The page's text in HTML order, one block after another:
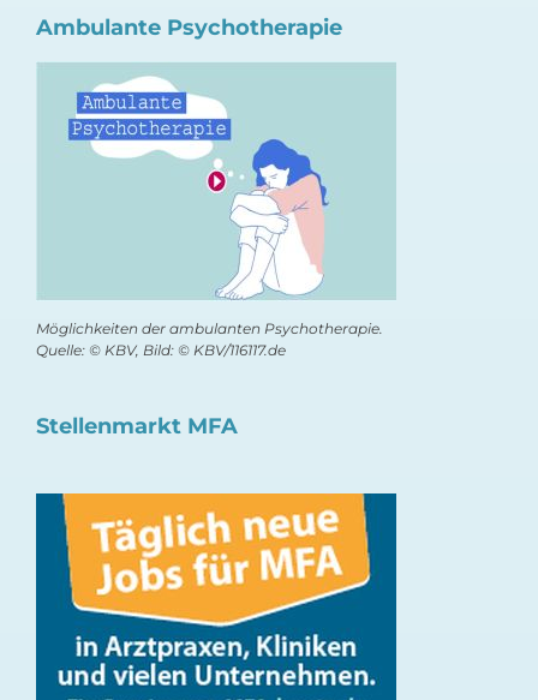
Ambulante Psychotherapie
Möglichkeiten der ambulanten Psychotherapie.
Quelle: © KBV, Bild: © KBV/116117.de
Stellenmarkt MFA